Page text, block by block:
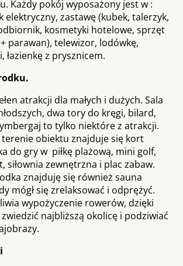
Każdy pokój wyposażony jest w :
elektryczny, zastawę (kubek, talerzyk,
kosmetyki hotelowe, sprzęt
parawan), telewizor, lodówkę,
łazienkę z prysznicem.
atrakcji dla małych i dużych. Sala
dwa tory do kręgi, bilard,
to tylko niektóre z atrakcji.
obiektu znajduje się kort
do gry w piłkę plażową, mini golf,
siłownia zewnętrzna i plac zabaw.
znajduję się również sauna
mógł się zrelaksować i odprężyć.
wypożyczenie rowerów, dzięki
najbliższą okolicę i podziwiać